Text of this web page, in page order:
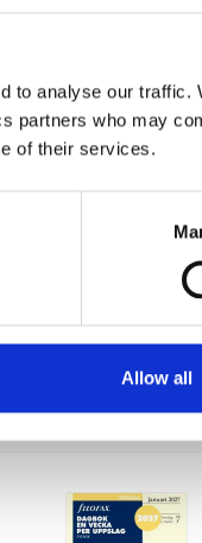
to analyse our traffic.
partners who may
of their services.
Allow all
A4 Papper 250-pack